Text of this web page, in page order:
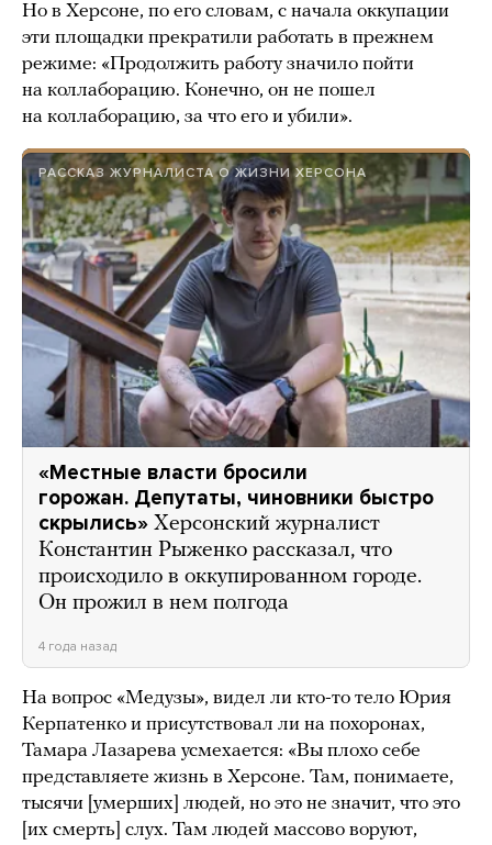
Но в Херсоне, по его словам, с начала оккупации
эти площадки прекратили работать в прежнем
режиме: «Продолжить работу значило пойти
на коллаборацию. Конечно, он не пошел
на коллаборацию, за что его и убили».
РАССКАЗ ЖУРНАЛИСТА О ЖИЗНИ ХЕРСОНА
«Местные власти бросили
горожан. Депутаты, чиновники быстро
скрылись» Херсонский журналист
Константин Рыженко рассказал, что
происходило в оккупированном городе.
Он прожил в нем полгода
4 года назад
На вопрос «Медузы», видел ли кто-то тело Юрия
Керпатенко и присутствовал ли на похоронах,
Тамара Лазарева усмехается: «Вы плохо себе
представляете жизнь в Херсоне. Там, понимаете,
тысячи [умерших] людей, но это не значит, что это
[их смерть] слух. Там людей массово воруют,